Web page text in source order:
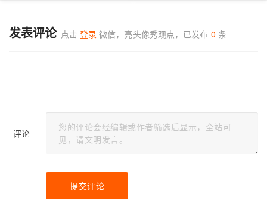
发表评论 点击 登录 微信，亮头像秀观点，已发布 0 条
评论
提交评论